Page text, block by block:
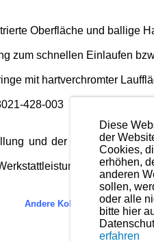
Oberfläche und ballige
zum schnellen Einlaufen
mit hartverchromter
428-003
und der Qualität mit
in
Andere Kolbenringmaße für
Diese
der
Cookies,
erhöhen,
anderen
sollen,
oder alle
bitte hier
erfahren